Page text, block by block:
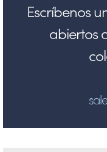
Escríbenos
abiertos